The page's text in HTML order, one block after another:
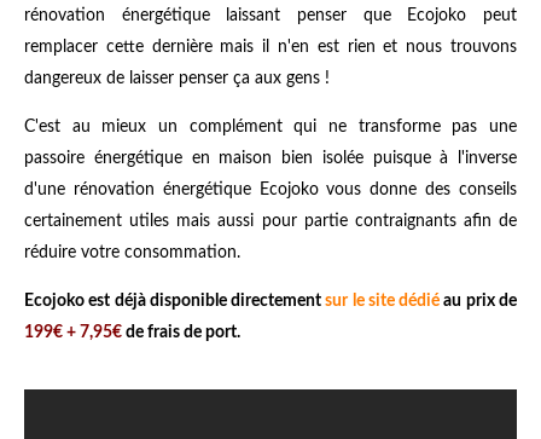
rénovation énergétique laissant penser que Ecojoko peut
remplacer cette dernière mais il n'en est rien et nous trouvons
dangereux de laisser penser ça aux gens !
C'est au mieux un complément qui ne transforme pas une
passoire énergétique en maison bien isolée puisque à l'inverse
d'une rénovation énergétique Ecojoko vous donne des conseils
certainement utiles mais aussi pour partie contraignants afin de
réduire votre consommation.
Ecojoko est déjà disponible directementsur le site dédié au prix de
199€ + 7,95€ de frais de port.